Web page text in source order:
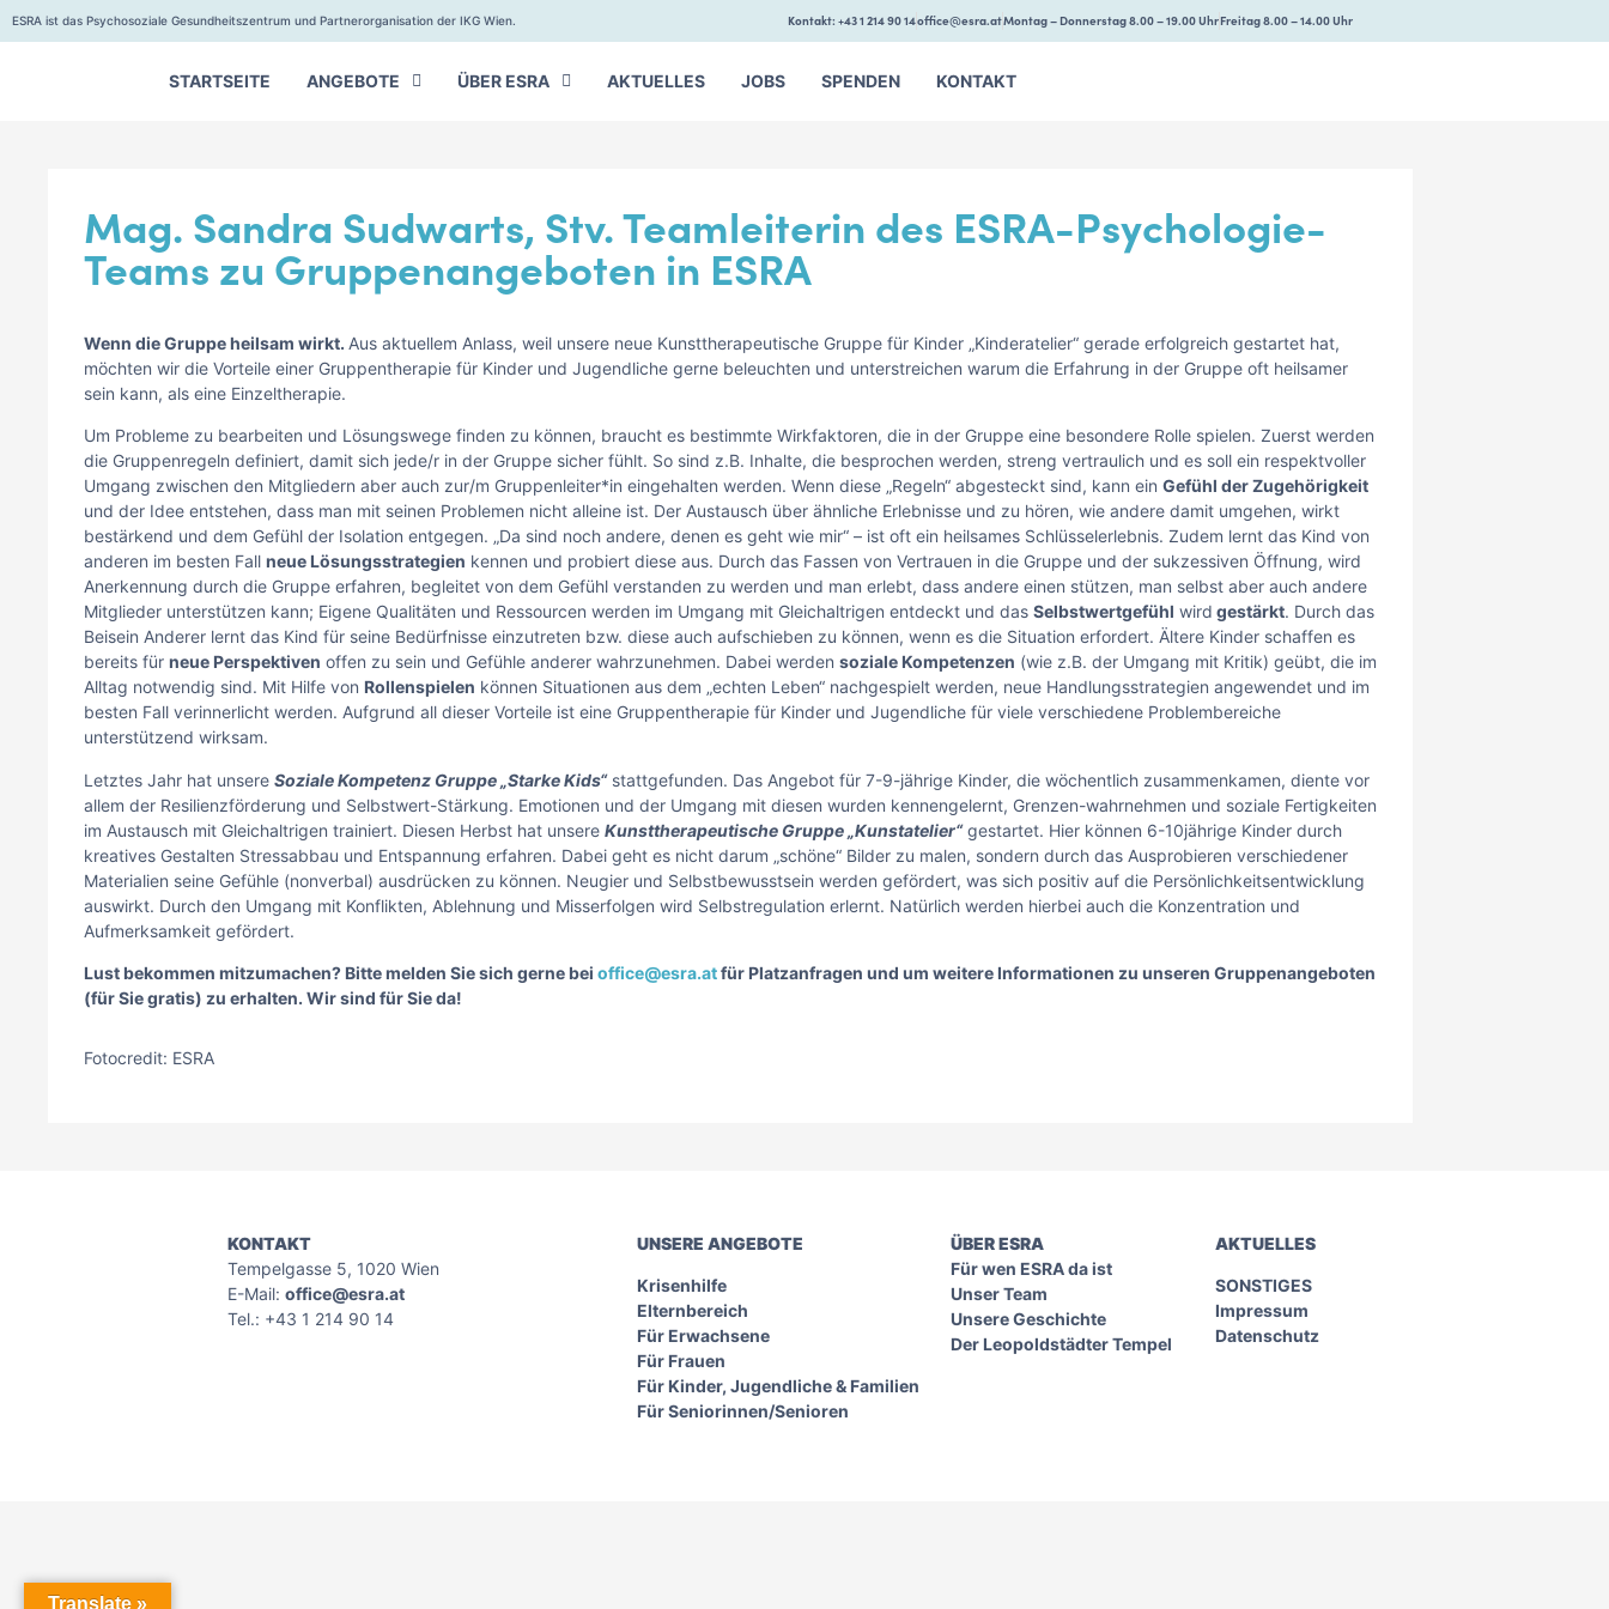
ESRA ist das Psychosoziale Gesundheitszentrum und Partnerorganisation der IKG Wien. Kontakt: +43 1 214 90 14office@esra.atMontag – Donnerstag 8.00 – 19.00 UhrFreitag 8.00 – 14.00 Uhr
STARTSEITE ANGEBOTE ÜBER ESRA AKTUELLES JOBS SPENDEN KONTAKT
Mag. Sandra Sudwarts, Stv. Teamleiterin des ESRA-Psychologie-
Teams zu Gruppenangeboten in ESRA
Wenn die Gruppe heilsam wirkt. Aus aktuellem Anlass, weil unsere neue Kunsttherapeutische Gruppe für Kinder „Kinderatelier“ gerade erfolgreich gestartet hat,
möchten wir die Vorteile einer Gruppentherapie für Kinder und Jugendliche gerne beleuchten und unterstreichen warum die Erfahrung in der Gruppe oft heilsamer
sein kann, als eine Einzeltherapie.
Um Probleme zu bearbeiten und Lösungswege finden zu können, braucht es bestimmte Wirkfaktoren, die in der Gruppe eine besondere Rolle spielen. Zuerst werden
die Gruppenregeln definiert, damit sich jede/r in der Gruppe sicher fühlt. So sind z.B. Inhalte, die besprochen werden, streng vertraulich und es soll ein respektvoller
Umgang zwischen den Mitgliedern aber auch zur/m Gruppenleiter*in eingehalten werden. Wenn diese „Regeln“ abgesteckt sind, kann ein Gefühl der Zugehörigkeit
und der Idee entstehen, dass man mit seinen Problemen nicht alleine ist. Der Austausch über ähnliche Erlebnisse und zu hören, wie andere damit umgehen, wirkt
bestärkend und dem Gefühl der Isolation entgegen. „Da sind noch andere, denen es geht wie mir“ – ist oft ein heilsames Schlüsselerlebnis. Zudem lernt das Kind von
anderen im besten Fall neue Lösungsstrategien kennen und probiert diese aus. Durch das Fassen von Vertrauen in die Gruppe und der sukzessiven Öffnung, wird
Anerkennung durch die Gruppe erfahren, begleitet von dem Gefühl verstanden zu werden und man erlebt, dass andere einen stützen, man selbst aber auch andere
Mitglieder unterstützen kann; Eigene Qualitäten und Ressourcen werden im Umgang mit Gleichaltrigen entdeckt und das Selbstwertgefühl wird gestärkt. Durch das
Beisein Anderer lernt das Kind für seine Bedürfnisse einzutreten bzw. diese auch aufschieben zu können, wenn es die Situation erfordert. Ältere Kinder schaffen es
bereits für neue Perspektiven offen zu sein und Gefühle anderer wahrzunehmen. Dabei werden soziale Kompetenzen (wie z.B. der Umgang mit Kritik) geübt, die im
Alltag notwendig sind. Mit Hilfe von Rollenspielen können Situationen aus dem „echten Leben“ nachgespielt werden, neue Handlungsstrategien angewendet und im
besten Fall verinnerlicht werden. Aufgrund all dieser Vorteile ist eine Gruppentherapie für Kinder und Jugendliche für viele verschiedene Problembereiche
unterstützend wirksam.
Letztes Jahr hat unsere Soziale Kompetenz Gruppe „Starke Kids“stattgefunden. Das Angebot für 7-9-jährige Kinder, die wöchentlich zusammenkamen, diente vor
allem der Resilienzförderung und Selbstwert-Stärkung. Emotionen und der Umgang mit diesen wurden kennengelernt, Grenzen-wahrnehmen und soziale Fertigkeiten
im Austausch mit Gleichaltrigen trainiert. Diesen Herbst hat unsere Kunsttherapeutische Gruppe „Kunstatelier“gestartet. Hier können 6-10jährige Kinder durch
kreatives Gestalten Stressabbau und Entspannung erfahren. Dabei geht es nicht darum „schöne“ Bilder zu malen, sondern durch das Ausprobieren verschiedener
Materialien seine Gefühle (nonverbal) ausdrücken zu können. Neugier und Selbstbewusstsein werden gefördert, was sich positiv auf die Persönlichkeitsentwicklung
auswirkt. Durch den Umgang mit Konflikten, Ablehnung und Misserfolgen wird Selbstregulation erlernt. Natürlich werden hierbei auch die Konzentration und
Aufmerksamkeit gefördert.
Lust bekommen mitzumachen? Bitte melden Sie sich gerne bei office@esra.atfür Platzanfragen und um weitere Informationen zu unseren Gruppenangeboten
(für Sie gratis) zu erhalten. Wir sind für Sie da!
Fotocredit: ESRA
KONTAKT
Tempelgasse 5, 1020 Wien
E-Mail:office@esra.at
Tel.: +43 1 214 90 14
UNSERE ANGEBOTE
Krisenhilfe
Elternbereich
Für Erwachsene
Für Frauen
Für Kinder, Jugendliche & Familien
Für Seniorinnen/Senioren
ÜBER ESRA
Für wen ESRA da ist
Unser Team
Unsere Geschichte
Der Leopoldstädter Tempel
AKTUELLES
SONSTIGES
Impressum
Datenschutz
Translate »